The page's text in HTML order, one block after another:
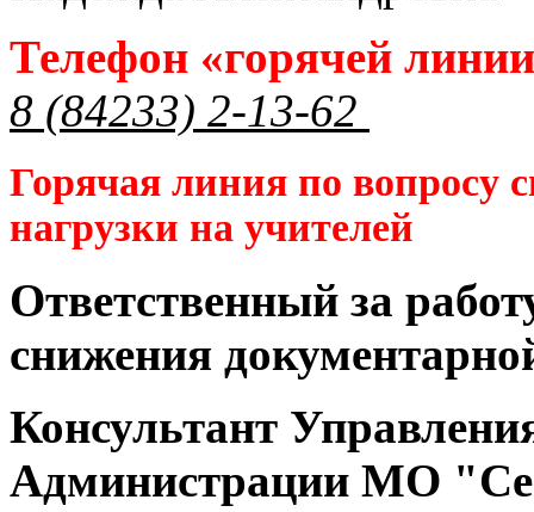
Телефон «горячей
8 (84233) 2-13-62
Горячая линия по вопросу
нагрузки на учителей
Ответственный за
снижения
Консультант
Администрации МО